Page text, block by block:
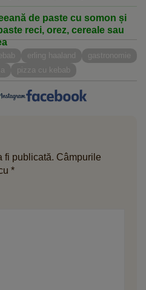
de paste cu somon și
reci, orez, cereale sau
erling haaland
gastronomie
pizza cu kebab
fi publicată. Câmpurile
*